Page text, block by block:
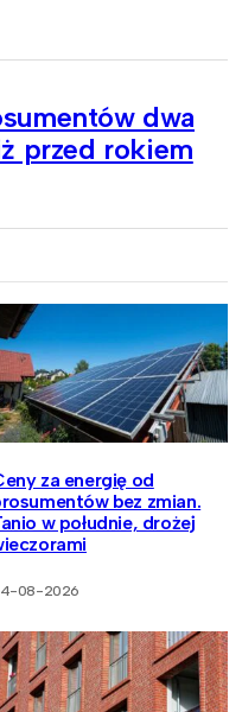
dwa
przed rokiem
za energię od
bez zmian.
w południe, drożej
08-2026